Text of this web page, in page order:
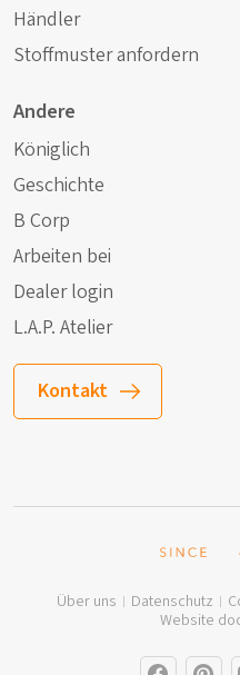
Händler
Stoffmuster anfordern
Andere
Königlich
Geschichte
B Corp
Arbeiten bei
Dealer login
L.A.P. Atelier
Kontakt
Über uns Datenschutz
Website